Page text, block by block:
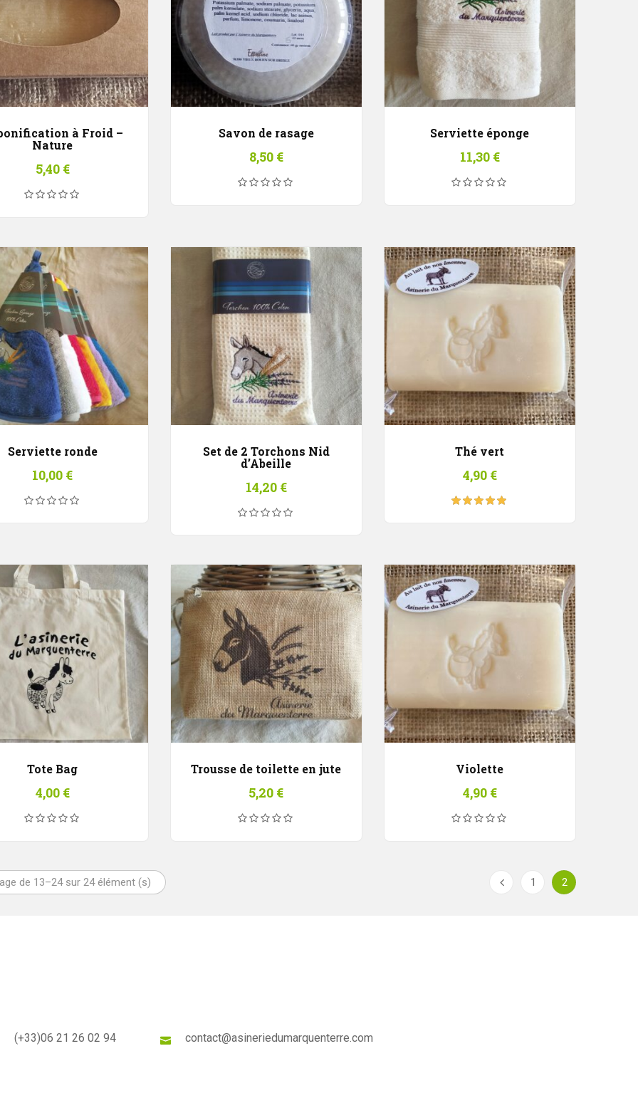
à Froid –
Nature
5,40 €
Savon de rasage
8,50 €
Serviette éponge
11,30 €
Serviette ronde
10,00 €
Set de 2 Torchons Nid
d’Abeille
14,20 €
Thé vert
4,90 €
Tote Bag
4,00 €
Trousse de toilette en jute
5,20 €
Violette
4,90 €
1 2
de 13–24 sur 24 élément (s)
(+33)06 21 26 02 94 contact@asineriedumarquenterre.com